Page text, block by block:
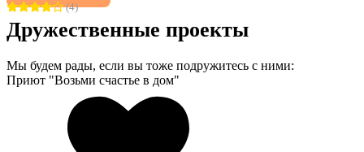
(4)
Дружественные проекты
Мы будем рады, если вы тоже подружитесь с ними:
Приют "Возьми счастье в дом"